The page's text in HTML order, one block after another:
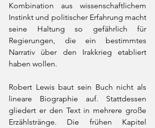
Kombination aus wissenschaftlichem
Instinkt und politischer Erfahrung macht
seine Haltung so gefährlich für
Regierungen, die ein bestimmtes
Narrativ über den Irakkrieg etabliert
haben wollen.
Robert Lewis baut sein Buch nicht als
lineare Biographie auf. Stattdessen
gliedert er den Text in mehrere große
Erzählstränge. Die frühen Kapitel